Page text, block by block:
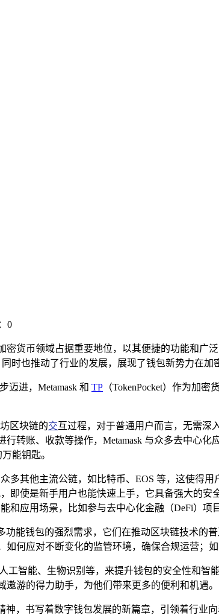
0
密货币领域占据重要地位，以其便捷的功能和广
也推动了行业的发展，展现了钱包新势力在加
迈进，Metamask 和 TP （TokenPocket）作为加
区块链的交互过程，对于普通用户而言，无需深
转账、收款等操作，Metamask 与众多去中心化
能钥匙。
多其他主流公链，如比特币、EOS 等，这使得
使是新手用户也能快速上手，它具备强大的安
应用场景，比如参与去中心化金融（DeFi）项
能钱包的强烈需求，它们在推动区块链技术的
何应对不断变化的监管环境，确保合规运营；
工智能、生物识别等，来提升钱包的安全性和智
游的得力助手，为他们带来更多的便利和机遇。
，书写着数字钱包发展的新篇章，引领着行业向